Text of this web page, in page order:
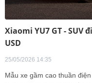
Xiaomi YU7 GT - SUV
USD
25/05/2026 14:35
Mẫu xe gầm cao thuần